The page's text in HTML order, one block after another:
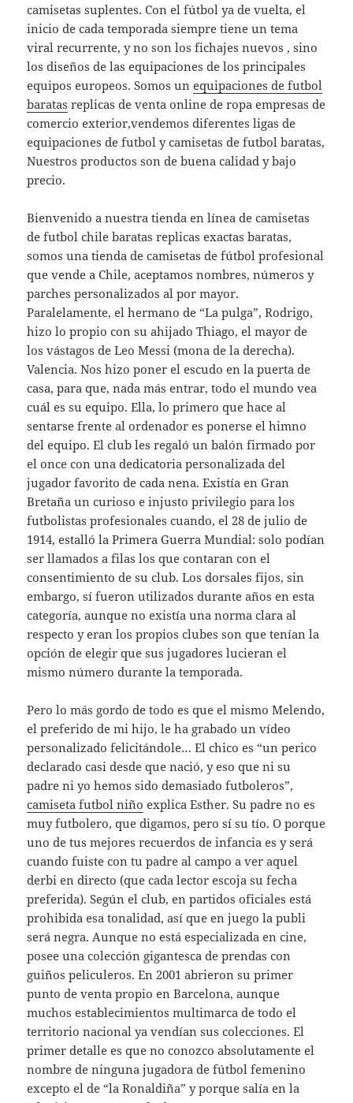
camisetas suplentes. Con el fútbol ya de vuelta, el
inicio de cada temporada siempre tiene un tema
viral recurrente, y no son los fichajes nuevos , sino
los diseños de las equipaciones de los principales
equipos europeos. Somos unequipaciones de futbol
baratas replicas de venta online de ropa empresas de
comercio exterior,vendemos diferentes ligas de
equipaciones de futbol y camisetas de futbol baratas,
Nuestros productos son de buena calidad y bajo
precio.
Bienvenido a nuestra tienda en línea de camisetas
de futbol chile baratas replicas exactas baratas,
somos una tienda de camisetas de fútbol profesional
que vende a Chile, aceptamos nombres, números y
parches personalizados al por mayor.
Paralelamente, el hermano de “La pulga”, Rodrigo,
hizo lo propio con su ahijado Thiago, el mayor de
los vástagos de Leo Messi (mona de la derecha).
Valencia. Nos hizo poner el escudo en la puerta de
casa, para que, nada más entrar, todo el mundo vea
cuál es su equipo. Ella, lo primero que hace al
sentarse frente al ordenador es ponerse el himno
del equipo. El club les regaló un balón firmado por
el once con una dedicatoria personalizada del
jugador favorito de cada nena. Existía en Gran
Bretaña un curioso e injusto privilegio para los
futbolistas profesionales cuando, el 28 de julio de
1914, estalló la Primera Guerra Mundial: solo podían
ser llamados a filas los que contaran con el
consentimiento de su club. Los dorsales fijos, sin
embargo, sí fueron utilizados durante años en esta
categoría, aunque no existía una norma clara al
respecto y eran los propios clubes son que tenían la
opción de elegir que sus jugadores lucieran el
mismo número durante la temporada.
Pero lo más gordo de todo es que el mismo Melendo,
el preferido de mi hijo, le ha grabado un vídeo
personalizado felicitándole… El chico es “un perico
declarado casi desde que nació, y eso que ni su
padre ni yo hemos sido demasiado futboleros”,
camiseta futbol niño explica Esther. Su padre no es
muy futbolero, que digamos, pero sí su tío. O porque
uno de tus mejores recuerdos de infancia es y será
cuando fuiste con tu padre al campo a ver aquel
derbi en directo (que cada lector escoja su fecha
preferida). Según el club, en partidos oficiales está
prohibida esa tonalidad, así que en juego la publi
será negra. Aunque no está especializada en cine,
posee una colección gigantesca de prendas con
guiños peliculeros. En 2001 abrieron su primer
punto de venta propio en Barcelona, aunque
muchos establecimientos multimarca de todo el
territorio nacional ya vendían sus colecciones. El
primer detalle es que no conozco absolutamente el
nombre de ninguna jugadora de fútbol femenino
excepto el de “la Ronaldiña” y porque salía en la